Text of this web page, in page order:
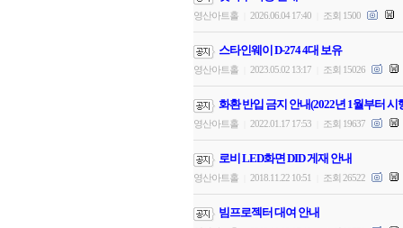
영산아트홀 2026.06.04 17:40 조회 1500
스타인웨이 D-274 4대 보유
영산아트홀 2023.05.02 13:17 조회 15026
화환 반입 금지 안내(2022년 1월부터 시
영산아트홀 2022.01.17 17:53 조회 19637
로비 LED화면 DID 게재 안내
영산아트홀 2018.11.22 10:51 조회 26522
빔프로젝터 대여 안내